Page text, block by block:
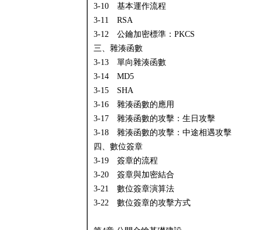
3-10 基本運作流程
3-11 RSA
3-12 公鑰加密標準：PKCS
三、雜湊函數
3-13 單向雜湊函數
3-14 MD5
3-15 SHA
3-16 雜湊函數的應用
3-17 雜湊函數的攻擊：生日攻擊
3-18 雜湊函數的攻擊：中途相遇攻擊
四、數位簽章
3-19 簽章的流程
3-20 簽章與加密結合
3-21 數位簽章演算法
3-22 數位簽章的攻擊方式